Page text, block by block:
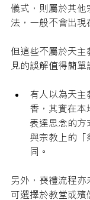
儀式，則屬於其他
法，一般不會出現
但這些不屬於天主
見的誤解值得簡單
有人以為天主
香，其實在本
表達思念的方
與宗教上的「
同。
另外，喪禮流程亦
可選擇於教堂或殯